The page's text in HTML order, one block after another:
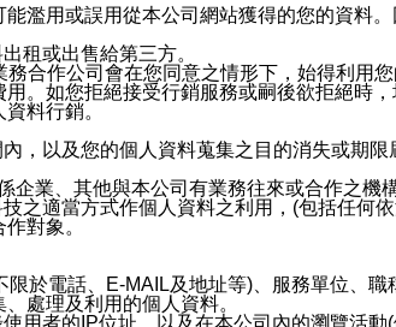
濫用或誤用從本公司網站獲得的您的資料
租或出售給第三方。
合作公司會在您同意之情形下，始得利用
。如您拒絕接受行銷服務或嗣後欲拒絕時
料行銷。
，以及您的個人資料蒐集之目的消失或期
業、其他與本公司有業務往來或合作之機構
之適當方式作個人資料之利用，(包括任何
對象。
於電話、E-MAIL及地址等)、服務單位、
處理及利用的個人資料。
用者的IP位址、以及在本公司內的瀏覽活